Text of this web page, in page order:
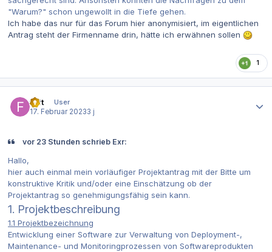
"Warum?" schon ungewollt in die Tiefe gehen.
Ich habe das nur für das Forum hier anonymisiert, im eigentlichen
Antrag steht der Firmenname drin, hätte ich erwähnen sollen
1
fi_it
User
17. Februar 20233 j
vor 23 Stunden schrieb Exr:
Hallo,
hier auch einmal mein vorläufiger Projektantrag mit der Bitte um
konstruktive Kritik und/oder eine Einschätzung ob der
Projektantrag so genehmigungsfähig sein kann.
1. Projektbeschreibung
1.1 Projektbezeichnung
Entwicklung einer Software zur Verwaltung von Deployment-,
Maintenance- und Monitoringprozessen von Softwareprodukten